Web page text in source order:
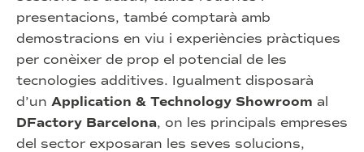
presentacions, també comptarà amb
demostracions en viu i experiències pràctiques
per conèixer de prop el potencial de les
tecnologies additives. Igualment disposarà
d’un Application & Technology Showroom al
DFactory Barcelona, on les principals empreses
del sector exposaran les seves solucions,